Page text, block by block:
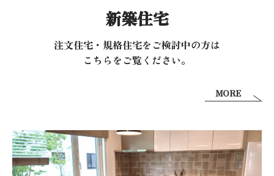
新築住宅
注文住宅・規格住宅をご検討中の方は
こちらをご覧ください。
MORE